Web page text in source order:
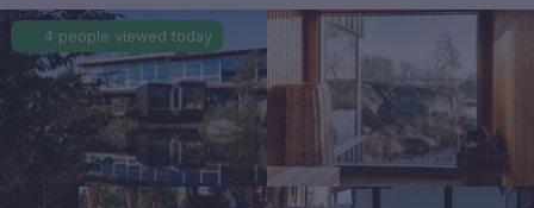
Bergen
Trondheim
Hele Sverige
Stockholm
4 people viewed today